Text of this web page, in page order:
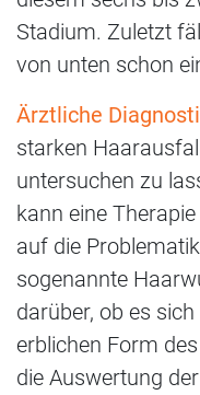
Stadium. Zuletzt
von unten schon
Ärztliche
starken
untersuchen zu
kann eine
auf die
sogenannte
darüber, ob es
erblichen Form
die Auswertung